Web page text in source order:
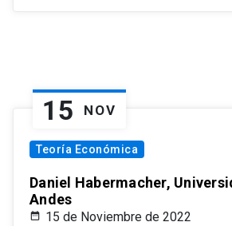
15 NOV
Teoría Económica
Daniel Habermacher,
Andes
15 de Noviembre de 2022